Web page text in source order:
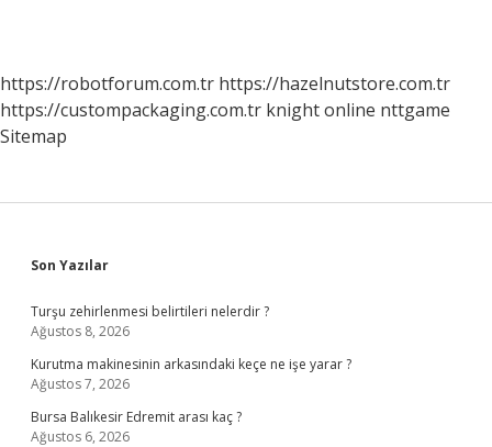
https://robotforum.com.tr https://hazelnutstore.com.tr
https://custompackaging.com.tr knight online nttgame
Sitemap
Sidebar
Son Yazılar
Turşu zehirlenmesi belirtileri nelerdir ?
Ağustos 8, 2026
Kurutma makinesinin arkasındaki keçe ne işe yarar ?
Ağustos 7, 2026
Bursa Balıkesir Edremit arası kaç ?
Ağustos 6, 2026